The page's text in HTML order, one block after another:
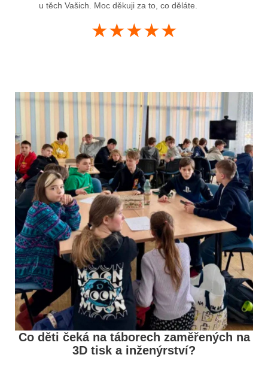
u těch Vašich. Moc děkuji za to, co děláte.
★★★★★
Co děti čeká na táborech zaměřených na
3D tisk a inženýrství?